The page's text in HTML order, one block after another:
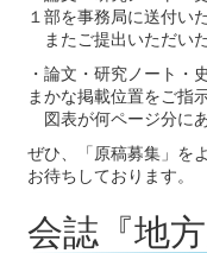
１部を事務局に送付い
またご提出いただい
・論文・研究ノート・
まかな掲載位置をご指
図表が何ページ分に
ぜひ、「原稿募集」を
お待ちしております。
会誌『地方